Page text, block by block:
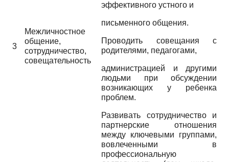
3
Межличностное
общение,
сотрудничество,
совещательность
эффективного устного и
письменного общения.
Проводить совещания с
родителями, педагогами,
администрацией и другими
людьми при обсуждении
возникающих у ребенка
проблем.
Развивать сотрудничество и
партнерские отношения
между ключевыми группами,
вовлеченными в
профессиональную